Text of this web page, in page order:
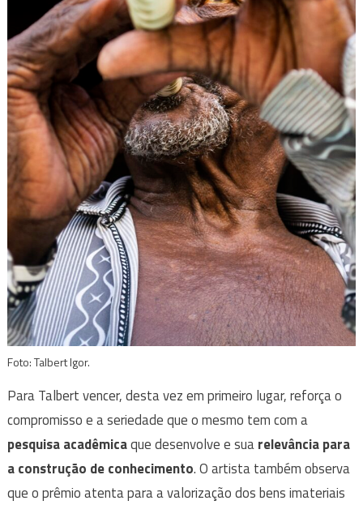
Foto: Talbert Igor.
Para Talbert vencer, desta vez em primeiro lugar, reforça o
compromisso e a seriedade que o mesmo tem com a
pesquisa acadêmicaque desenvolve e suarelevância para
a construção de conhecimento. O artista também observa
que o prêmio atenta para a valorização dos bens imateriais